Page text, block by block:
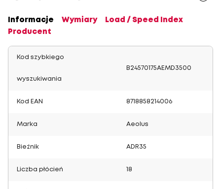
Informacje Wymiary
Load / Speed Index
Producent
Kod szybkiego
wyszukiwania
B24570175AEMD3500
Kod EAN 8718858214006
Marka Aeolus
Bieżnik ADR35
Liczba płócień 18